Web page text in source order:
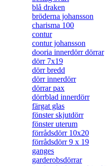
blå draken
bröderna johansson
charisma 100
contur
contur johansson
dooria innerdörr dörrar
dörr 7x19
dörr bredd
dörr innerdörr
dörrar pax
dörrblad innerdörr
färgat glas
fönster skjutdörr
fönster uterum
förrådsdörr 10x20
förrådsdörr 9 x 19
ganges
garderobsdörrar